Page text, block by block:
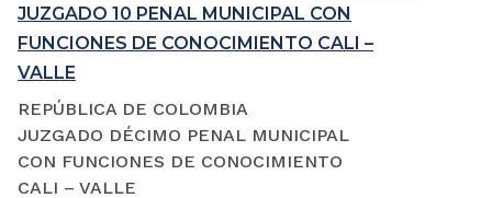
JUZGADO 10 PENAL MUNICIPAL CON
FUNCIONES DE CONOCIMIENTO CALI –
VALLE
REPÚBLICA DE COLOMBIA
JUZGADO DÉCIMO PENAL MUNICIPAL
CON FUNCIONES DE CONOCIMIENTO
CALI – VALLE